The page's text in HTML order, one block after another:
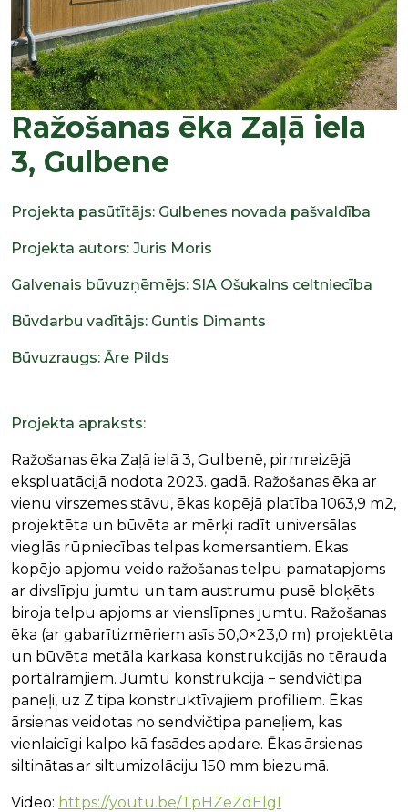
Ražošanas ēka Zaļā iela
3, Gulbene
Projekta pasūtītājs: Gulbenes novada pašvaldība
Projekta autors: Juris Moris
Galvenais būvuzņēmējs: SIA Ošukalns celtniecība
Būvdarbu vadītājs: Guntis Dimants
Būvuzraugs: Āre Pilds
Projekta apraksts:
Ražošanas ēka Zaļā ielā 3, Gulbenē, pirmreizējā
ekspluatācijā nodota 2023. gadā. Ražošanas ēka ar
vienu virszemes stāvu, ēkas kopējā platība 1063,9 m2,
projektēta un būvēta ar mērķi radīt universālas
vieglās rūpniecības telpas komersantiem. Ēkas
kopējo apjomu veido ražošanas telpu pamatapjoms
ar divslīpju jumtu un tam austrumu pusē bloķēts
biroja telpu apjoms ar vienslīpnes jumtu. Ražošanas
ēka (ar gabarītizmēriem asīs 50,0×23,0 m) projektēta
un būvēta metāla karkasa konstrukcijās no tērauda
portālrāmjiem. Jumtu konstrukcija − sendvičtipa
paneļi, uz Z tipa konstruktīvajiem profiliem. Ēkas
ārsienas veidotas no sendvičtipa paneļiem, kas
vienlaicīgi kalpo kā fasādes apdare. Ēkas ārsienas
siltinātas ar siltumizolāciju 150 mm biezumā.
Video: https://youtu.be/TpHZeZdElgI